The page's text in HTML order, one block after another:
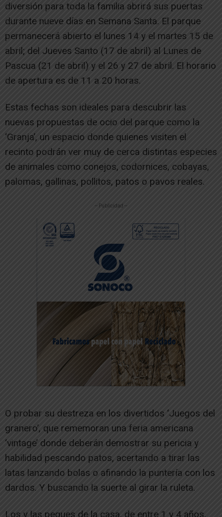
diversión para toda la familia abrirá sus puertas
durante nueve días en Semana Santa. El parque
permanecerá abierto el lunes 14 y el martes 15 de
abril; del Jueves Santo (17 de abril) al Lunes de
Pascua (21 de abril) y el 26 y 27 de abril. El horario
de apertura es de 11 a 20 horas.
Estas fechas son ideales para descubrir las
nuevas propuestas de ocio del parque como la
‘Granja’, un espacio donde quienes visiten el
recinto podrán ver muy de cerca distintas especies
de animales como conejos, codornices, cobayas,
palomas, gallinas, pollitos, patos o pavos reales.
-- Publicidad --
O probar su destreza en los divertidos ‘Juegos del
granero’, que rememoran una feria americana
‘vintage’ donde deberán demostrar su pericia y
habilidad pescando patos, acertando a tirar las
latas lanzando bolas o afinando la puntería con los
dardos. Y buscando la suerte al girar la ruleta.
Los y las peques de la casa, de entre 1 y 4 años,